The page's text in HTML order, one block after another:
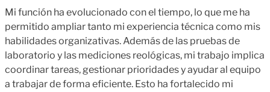
Mi función ha evolucionado con el tiempo, lo que me ha
permitido ampliar tanto mi experiencia técnica como mis
habilidades organizativas. Además de las pruebas de
laboratorio y las mediciones reológicas, mi trabajo implica
coordinar tareas, gestionar prioridades y ayudar al equipo
a trabajar de forma eficiente. Esto ha fortalecido mi